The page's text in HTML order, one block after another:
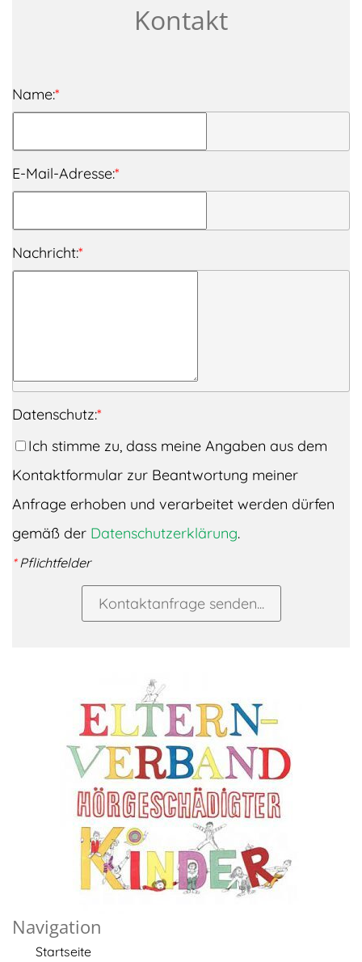
Kontakt
Name:*
E-Mail-Adresse:*
Nachricht:*
Datenschutz:*
Ich stimme zu, dass meine Angaben aus dem
Kontaktformular zur Beantwortung meiner
Anfrage erhoben und verarbeitet werden dürfen
gemäß der Datenschutzerklärung.
*Pflichtfelder
Kontaktanfrage senden...
Navigation
Startseite